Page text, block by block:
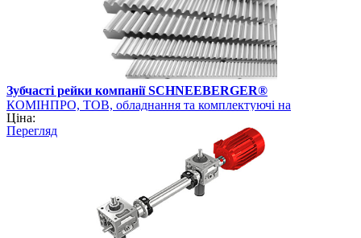
Зубчасті рейки компанії SCHNEEBERGER®
КОМІНПРО, ТОВ, обладнання та комплектуючі на
промисловому ринку України
Ціна:
Перегляд